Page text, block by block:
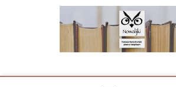
NOWALIJKI